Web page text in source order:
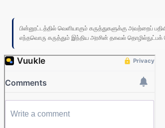
பின்னூட்டத்தில் வெளியாகும் கருத்துகளுக்கு அவற்றைப்
எந்தவொரு கருத்தும் இந்திய அரசின் தகவல் தொழில்நுட்பக்